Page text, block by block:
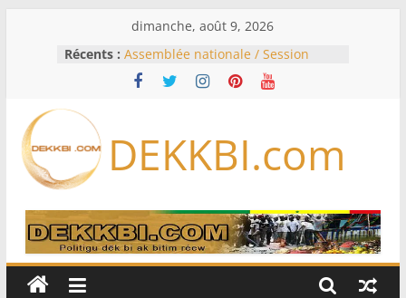
dimanche, août 9, 2026
Récents : Assemblée nationale / Session
extraordinaire: Six commissions
d’enquête à l’ordre du jour ce lundi
Bénin: Patrice Talon élu président
du Sénat, moins de trois mois
Pakistan et la Turquie signent un
accord de défense
RD Congo: Kinshasa interdit les
exportations de cuivre et de cobalt
DEKKBI.com